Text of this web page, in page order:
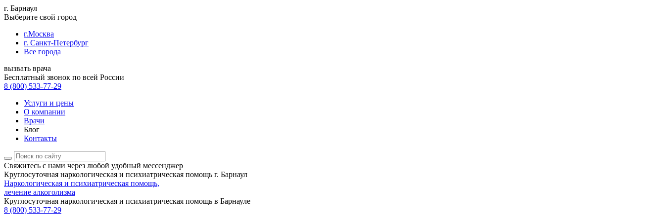
г. Барнаул
Выберите свой город
г.Москва
г. Санкт-Петербург
Все города
вызвать врача
Бесплатный звонок по всей России
8 (800) 533-77-29
Услуги и цены
О компании
Врачи
Блог
Контакты
Свяжитесь с нами через любой удобный мессенджер
Круглосуточная наркологическая и психиатрическая помощь г. Барнаул
Наркологическая и психиатрическая помощь,
лечение алкоголизма
Круглосуточная наркологическая и психиатрическая помощь в Барнауле
8 (800) 533-77-29